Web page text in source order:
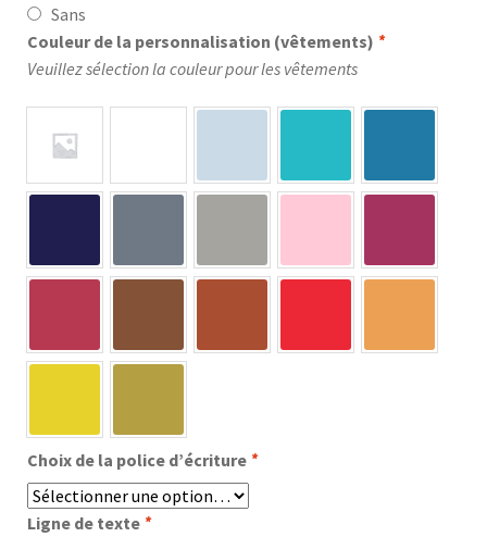
Sans
Couleur de la personnalisation (vêtements) *
Veuillez sélection la couleur pour les vêtements
Choix de la police d’écriture *
Ligne de texte *